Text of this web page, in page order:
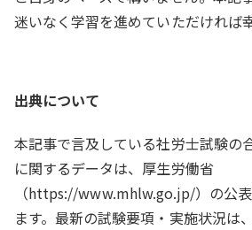
迷いなく学習を進めていただければ
出典について
本記事で言及している社労士試験の
に関するデータは、厚生労働省
（https://www.mhlw.go.jp/）の公
ます。最新の試験要項・実施状況は